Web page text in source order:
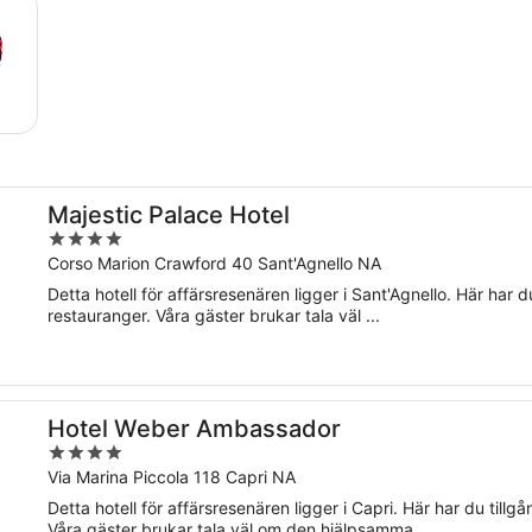
Majestic Palace Hotel
4
out
of
5
Corso Marion Crawford 40 Sant'Agnello NA
Detta hotell för affärsresenären ligger i Sant'Agnello. Här har
restauranger. Våra gäster brukar tala väl ...
Hotel Weber Ambassador
4
out
of
5
Via Marina Piccola 118 Capri NA
Detta hotell för affärsresenären ligger i Capri. Här har du